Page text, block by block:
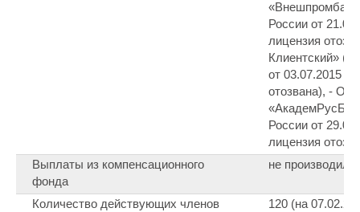
России от
лицензия
Клиентский»
от 03.07.2015
отозвана), -
России от
лицензия
Выплаты из компенсационного
фонда
не
Количество действующих членов
120 (на